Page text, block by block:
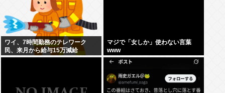
ワイ、7時間勤務のテレワーク
民、来月から給与15万減給
マジで「女しか」使わない言葉
www